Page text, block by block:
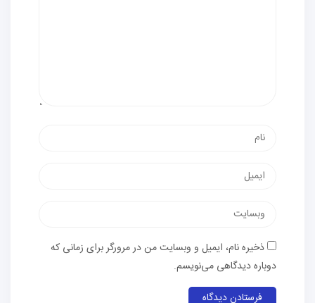
ذخیره نام، ایمیل و وبسایت من در مرورگر برای زمانی که
دوباره دیدگاهی می‌نویسم.